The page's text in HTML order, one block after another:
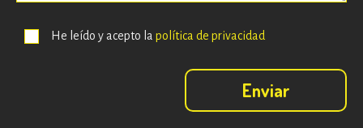
He leído y acepto la política de privacidad